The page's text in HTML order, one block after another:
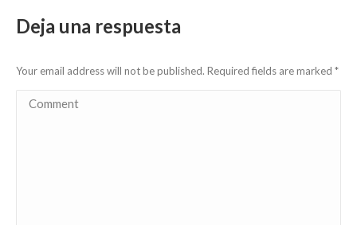
Deja una respuesta
Your email address will not be published. Required fields are marked *
Comment